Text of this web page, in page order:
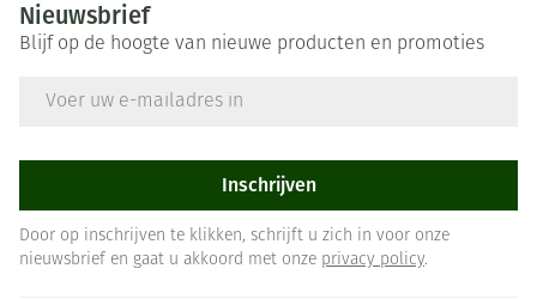
Nieuwsbrief
Blijf op de hoogte van nieuwe producten en promoties
Inschrijven
Door op inschrijven te klikken, schrijft u zich in voor onze
nieuwsbrief en gaat u akkoord met onze privacy policy.